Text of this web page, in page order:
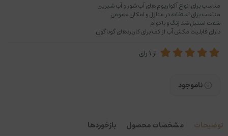
مناسب برای انواع آکواریوم های آب شور و آب شیرین
مناسب برای استفاده در منازل و امکان عمومی
شفت استیل ضد زنگ و با دوام
دارای قابلیت مکش آب از کف برای کاربردهای گوناگون
از 1رای
ناموجود
توضیحات مشخصات محصول بازخوردها